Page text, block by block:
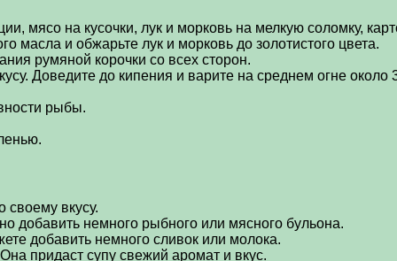
мясо на кусочки, лук и морковь на мелкую соломку,
масла и обжарьте лук и морковь до золотистого цвета.
румяной корочки со всех сторон.
Доведите до кипения и варите на среднем огне около
рыбы.
вкусу.
немного рыбного или мясного бульона.
добавить немного сливок или молока.
придаст супу свежий аромат и вкус.